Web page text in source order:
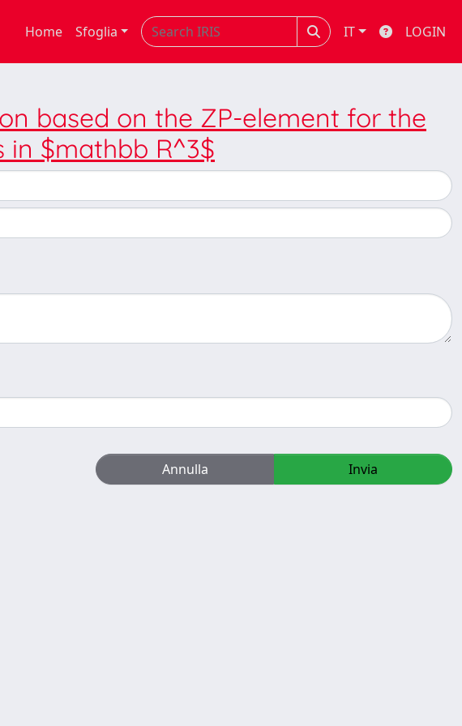
Home Sfoglia IT LOGIN
based on the ZP-element for the
$mathbb R^3$
Annulla Invia